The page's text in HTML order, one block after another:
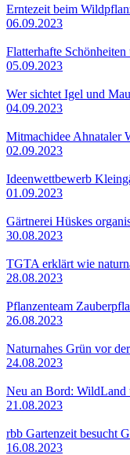
Erntezeit beim
06.09.2023
Flatterhafte
05.09.2023
Wer sichtet Igel und
04.09.2023
Mitmachidee Ahnataler
02.09.2023
Ideenwettbewerb
01.09.2023
Gärtnerei Hüskes
30.08.2023
TGTA erklärt wie
28.08.2023
Pflanzenteam
26.08.2023
Naturnahes Grün vor
24.08.2023
Neu an Bord: WildLand
21.08.2023
rbb Gartenzeit besucht
16.08.2023